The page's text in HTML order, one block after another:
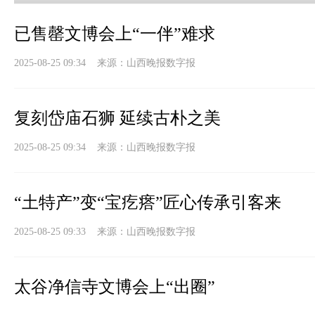
已售罄文博会上“一伴”难求
2025-08-25 09:34 来源： 山西晚报数字报
复刻岱庙石狮 延续古朴之美
2025-08-25 09:34 来源： 山西晚报数字报
“土特产”变“宝疙瘩”匠心传承引客来
2025-08-25 09:33 来源： 山西晚报数字报
太谷净信寺文博会上“出圈”